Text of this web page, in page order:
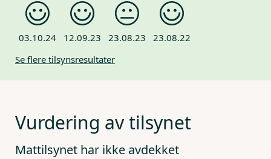
03.10.24 12.09.23 23.08.23
23.08.22
Se flere tilsynsresultater
Vurdering av tilsynet
Mattilsynet har ikke avdekket